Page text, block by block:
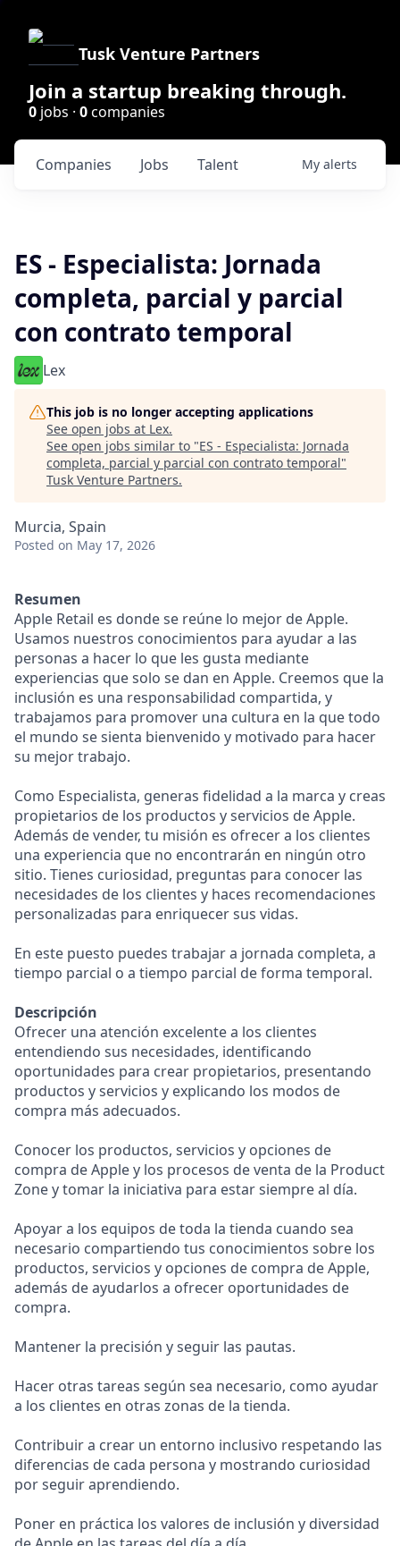
Tusk Venture Partners
Join a startup breaking through.
0 jobs · 0companies
Jobs
Companies Talent My alerts
ES - Especialista: Jornada
completa, parcial y parcial
con contrato temporal
Lex
This job is no longer accepting applications
See open jobs at Lex.
See open jobs similar to "ES - Especialista: Jornada
completa, parcial y parcial con contrato temporal"
Tusk Venture Partners.
Murcia, Spain
Posted on May 17, 2026
Resumen
Apple Retail es donde se reúne lo mejor de Apple.
Usamos nuestros conocimientos para ayudar a las
personas a hacer lo que les gusta mediante
experiencias que solo se dan en Apple. Creemos que la
inclusión es una responsabilidad compartida, y
trabajamos para promover una cultura en la que todo
el mundo se sienta bienvenido y motivado para hacer
su mejor trabajo.
Como Especialista, generas fidelidad a la marca y creas
propietarios de los productos y servicios de Apple.
Además de vender, tu misión es ofrecer a los clientes
una experiencia que no encontrarán en ningún otro
sitio. Tienes curiosidad, preguntas para conocer las
necesidades de los clientes y haces recomendaciones
personalizadas para enriquecer sus vidas.
En este puesto puedes trabajar a jornada completa, a
tiempo parcial o a tiempo parcial de forma temporal.
Descripción
Ofrecer una atención excelente a los clientes
entendiendo sus necesidades, identificando
oportunidades para crear propietarios, presentando
productos y servicios y explicando los modos de
compra más adecuados.
Conocer los productos, servicios y opciones de
compra de Apple y los procesos de venta de la Product
Zone y tomar la iniciativa para estar siempre al día.
Apoyar a los equipos de toda la tienda cuando sea
necesario compartiendo tus conocimientos sobre los
productos, servicios y opciones de compra de Apple,
además de ayudarlos a ofrecer oportunidades de
compra.
Mantener la precisión y seguir las pautas.
Hacer otras tareas según sea necesario, como ayudar
a los clientes en otras zonas de la tienda.
Contribuir a crear un entorno inclusivo respetando las
diferencias de cada persona y mostrando curiosidad
por seguir aprendiendo.
Poner en práctica los valores de inclusión y diversidad